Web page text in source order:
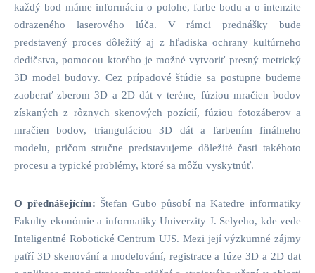
každý bod máme informáciu o polohe, farbe bodu a o intenzite
odrazeného laserového lúča. V rámci prednášky bude
predstavený proces dôležitý aj z hľadiska ochrany kultúrneho
dedičstva, pomocou ktorého je možné vytvoriť presný metrický
3D model budovy. Cez prípadové štúdie sa postupne budeme
zaoberať zberom 3D a 2D dát v teréne, fúziou mračien bodov
získaných z rôznych skenových pozícií, fúziou fotozáberov a
mračien bodov, trianguláciou 3D dát a farbením finálneho
modelu, pričom stručne predstavujeme dôležité časti takéhoto
procesu a typické problémy, ktoré sa môžu vyskytnúť.
O přednášejícím: Štefan Gubo působí na Katedre informatiky
Fakulty ekonómie a informatiky Univerzity J. Selyeho, kde vede
Inteligentné Robotické Centrum UJS. Mezi její výzkumné zájmy
patří 3D skenování a modelování, registrace a fúze 3D a 2D dat